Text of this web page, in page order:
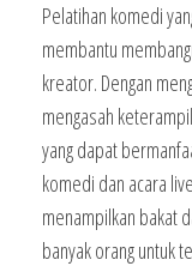
Pelatihan komedi
membantu
kreator. Dengan
mengasah
yang dapat
komedi dan acara
menampilkan bakat
banyak orang untuk